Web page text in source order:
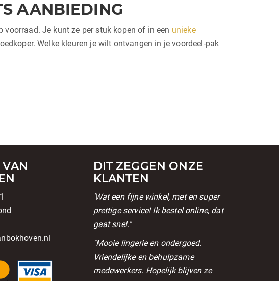
AANBIEDING
Je kunt ze per stuk kopen of in een unieke
Welke kleuren je wilt ontvangen in je voordeel-pak
VAN
DIT ZEGGEN ONZE
KLANTEN
'Wat een fijne winkel, met en super
prettige service! Ik bestel online, dat
gaat snel."
''Mooie lingerie en ondergoed.
Vriendelijke en behulpzame
medewerkers. Hopelijk blijven ze